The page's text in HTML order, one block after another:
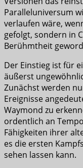
Paralleluniversum
verlaufen wäre,
gefolgt, sondern in
Berühmtheit
Der Einstieg ist für
äußerst
Zunächst werden
Ereignisse
Waymond zu
ordentlich an
Fähigkeiten ihrer
es die ersten
sehen lassen kann.